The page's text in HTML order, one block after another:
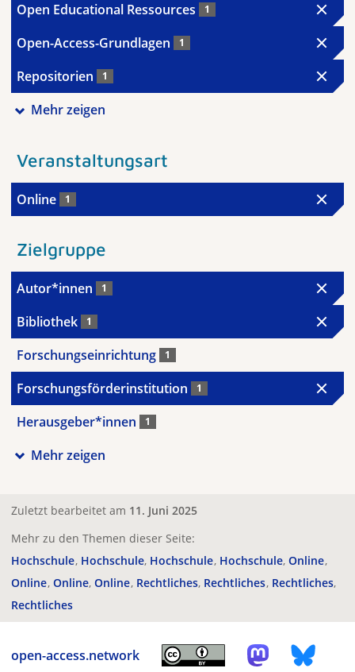
Open Educational Ressources 1
Open-Access-Grundlagen 1
Repositorien 1
Mehr zeigen
Veranstaltungsart
Online 1
Zielgruppe
Autor*innen 1
Bibliothek 1
Forschungseinrichtung 1
Forschungsförderinstitution 1
Herausgeber*innen 1
Mehr zeigen
Zuletzt bearbeitet am 11. Juni 2025
Mehr zu den Themen dieser Seite:
Hochschule Hochschule Hochschule Hochschule Online
Online Online Online Rechtliches Rechtliches Rechtliches
Rechtliches
open-access.network